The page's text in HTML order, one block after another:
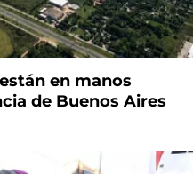
en manos
de Buenos Aires